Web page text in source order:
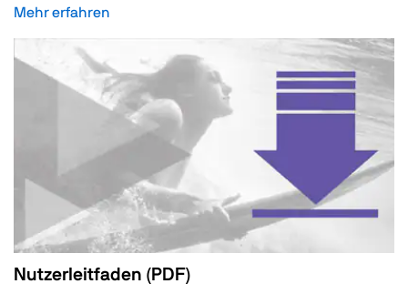
Mehr erfahren
Nutzerleitfaden (PDF)